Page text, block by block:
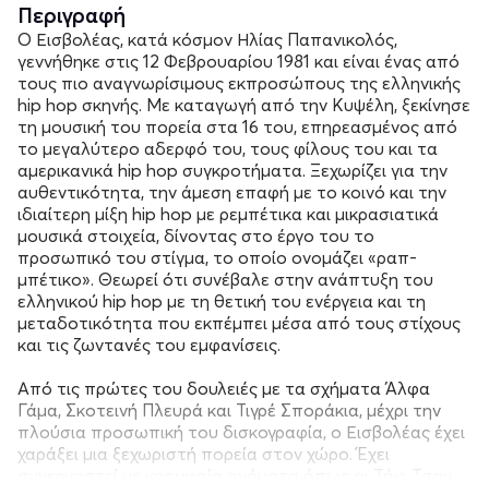
Περιγραφή
Ο Εισβολέας, κατά κόσμον Ηλίας Παπανικολός,
γεννήθηκε στις 12 Φεβρουαρίου 1981 και είναι ένας από
τους πιο αναγνωρίσιμους εκπροσώπους της ελληνικής
hip hop σκηνής. Με καταγωγή από την Κυψέλη, ξεκίνησε
τη μουσική του πορεία στα 16 του, επηρεασμένος από
το μεγαλύτερο αδερφό του, τους φίλους του και τα
αμερικανικά hip hop συγκροτήματα. Ξεχωρίζει για την
αυθεντικότητα, την άμεση επαφή με το κοινό και την
ιδιαίτερη μίξη hip hop με ρεμπέτικα και μικρασιατικά
μουσικά στοιχεία, δίνοντας στο έργο του το
προσωπικό του στίγμα, το οποίο ονομάζει «ραπ-
μπέτικο». Θεωρεί ότι συνέβαλε στην ανάπτυξη του
ελληνικού hip hop με τη θετική του ενέργεια και τη
μεταδοτικότητα που εκπέμπει μέσα από τους στίχους
και τις ζωντανές του εμφανίσεις.
Από τις πρώτες του δουλειές με τα σχήματα Άλφα
Γάμα, Σκοτεινή Πλευρά και Τιγρέ Σποράκια, μέχρι την
πλούσια προσωπική του δισκογραφία, ο Εισβολέας έχει
χαράξει μια ξεχωριστή πορεία στον χώρο. Έχει